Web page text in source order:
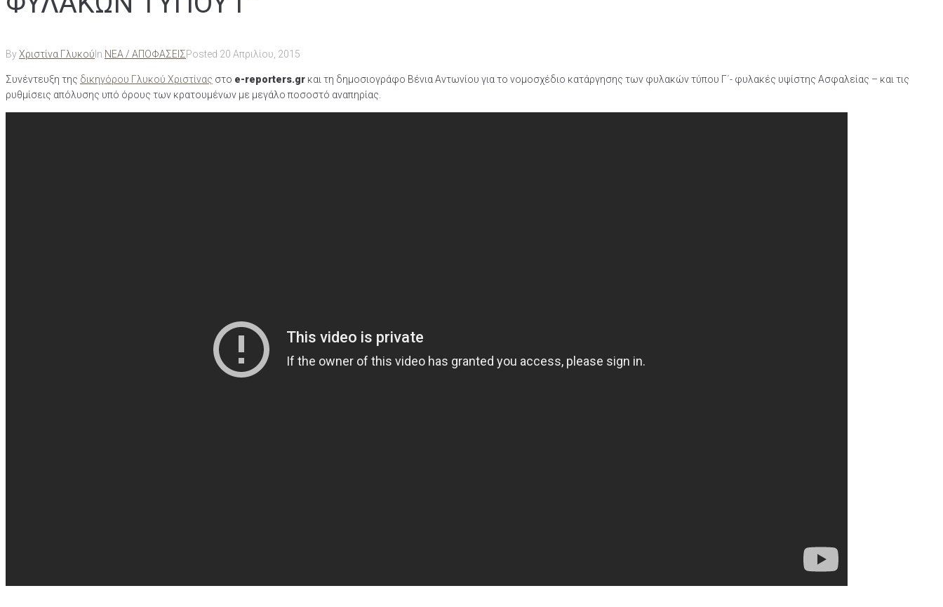
ByΧριστίνα Γλυκού In ΝΕΑ / ΑΠΟΦΑΣΕΙΣPosted 20 Απριλίου, 2015
Συνέντευξη της δικηγόρου Γλυκού Χριστίνας στo e-reporters.gr και τη δημοσιογράφο Βένια Αντωνίου για το νομοσχέδιο κατάργησης των φυλακών τύπου Γ΄- φυλακές υψίστης Ασφαλείας – και τις
ρυθμίσεις απόλυσης υπό όρους των κρατουμένων με μεγάλο ποσοστό αναπηρίας.